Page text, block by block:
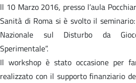
ll 10 Marzo 2016, presso l’aula
Sanità di Roma si è svolto il
Nazionale sul Disturbo da
Sperimentale”.
Il workshop è stato occasione per
realizzato con il supporto finanziario